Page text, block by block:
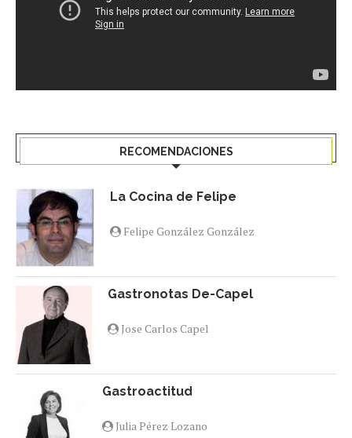
RECOMENDACIONES
La Cocina de Felipe
Felipe González González
Gastronotas De-Capel
Jose Carlos Capel
Gastroactitud
Julia Pérez Lozano